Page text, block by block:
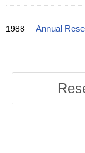
1988 Annual